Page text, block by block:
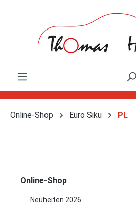
Online-Shop Euro Siku PL
Online-Shop
Neuheiten 2026